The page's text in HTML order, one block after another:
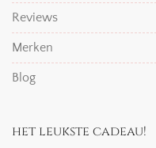
Reviews
Merken
Blog
het leukste cadeau!